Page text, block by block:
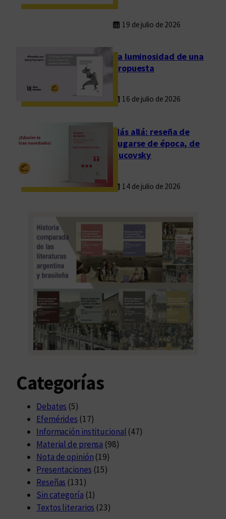
19 de julio de 2026
La luminosidad de una
propuesta
16 de julio de 2026
Más allá: reseña de
Fugarse de época, de
Rucovsky
14 de julio de 2026
Categorías
Debates (5)
Efemérides (17)
Información institucional (47)
Material de prensa (98)
Nota de opinión (19)
Presentaciones (15)
Reseñas (131)
Sin categoría (1)
Textos literarios (23)